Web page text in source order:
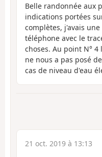
Belle randonnée aux
indications portées
complètes, j'avais
téléphone avec le
choses. Au point N°
ne nous a pas posé
cas de niveau d'eau
21 oct. 2019 à 13:13